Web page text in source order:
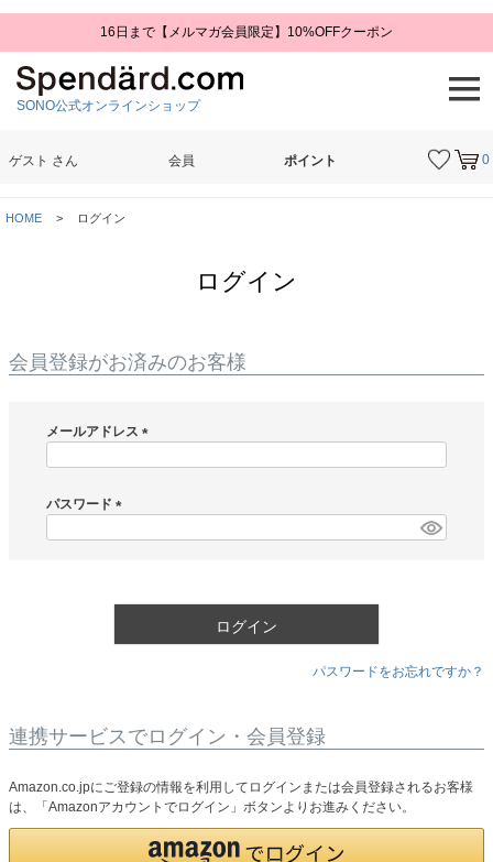
16日まで【メルマガ会員限定】10%OFFクーポン
SONO公式オンラインショップ
0
ゲスト さん 会員 ポイント
HOME ログイン
ログイン
会員登録がお済みのお客様
メールアドレス
)
パスワード
ログイン
パスワードをお忘れですか？
連携サービスでログイン・会員登録
Amazon.co.jpにご登録の情報を利用してログインまたは会員登録されるお客様
は、「Amazonアカウントでログイン」ボタンよりお進みください。